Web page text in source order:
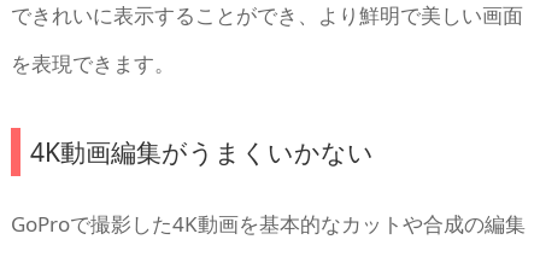
できれいに表示することができ、より鮮明で美しい画面
を表現できます。
4K動画編集がうまくいかない
GoProで撮影した4K動画を基本的なカットや合成の編集